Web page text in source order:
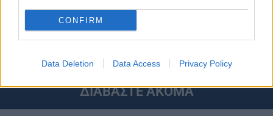
CONFIRM
Data Deletion Data Access Privacy Policy
TAGS:
ΔΙΑΒΑΣΤΕ ΑΚΟΜΑ